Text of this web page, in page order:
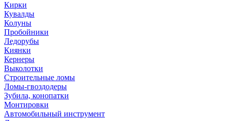
Кирки
Кувалды
Колуны
Пробойники
Ледорубы
Киянки
Кернеры
Выколотки
Строительные ломы
Ломы-гвоздодеры
Зубила, конопатки
Монтировки
Автомобильный инструмент